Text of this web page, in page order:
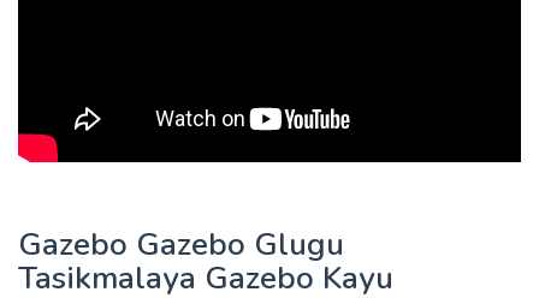
Gazebo Gazebo Glugu
Tasikmalaya Gazebo Kayu